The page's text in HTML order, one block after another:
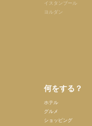
イスタンブール
ヨルダン
何をする？
ホテル
グルメ
ショッピング